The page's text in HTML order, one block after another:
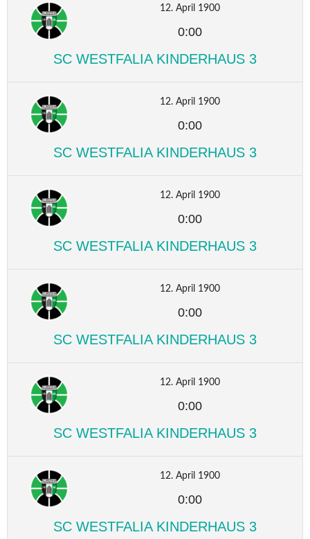
12. April 1900
0:00
SC WESTFALIA KINDERHAUS 3
12. April 1900
0:00
SC WESTFALIA KINDERHAUS 3
12. April 1900
0:00
SC WESTFALIA KINDERHAUS 3
12. April 1900
0:00
SC WESTFALIA KINDERHAUS 3
12. April 1900
0:00
SC WESTFALIA KINDERHAUS 3
12. April 1900
0:00
SC WESTFALIA KINDERHAUS 3